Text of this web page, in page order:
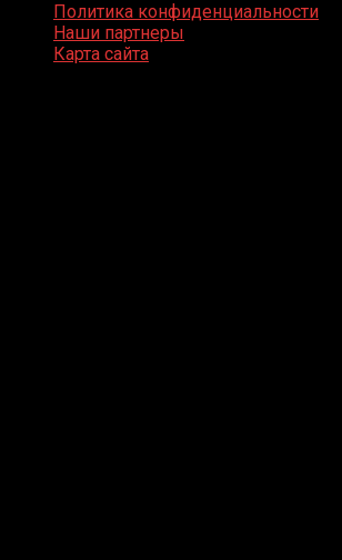
Политика конфиденциальности
Наши партнеры
Карта сайта